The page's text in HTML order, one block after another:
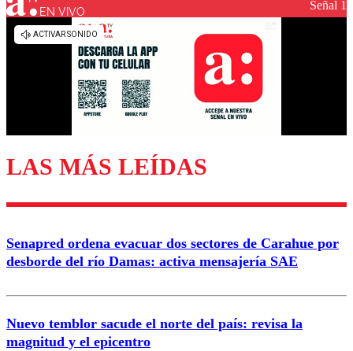
Los comentarios son moderados para garantizar un
diálogo respetuoso.
Enviar comentario
EN VIVO Señal 1
LAS MÁS LEÍDAS
Senapred ordena evacuar dos sectores de Carahue por
desborde del río Damas: activa mensajería SAE
Nuevo temblor sacude el norte del país: revisa la
magnitud y el epicentro